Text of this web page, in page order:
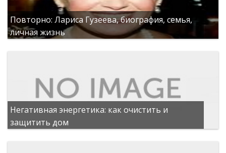
Повторно: Лариса Гузеева, биография, семья,
личная жизнь
Негативная энергетика: как очистить и
защитить дом